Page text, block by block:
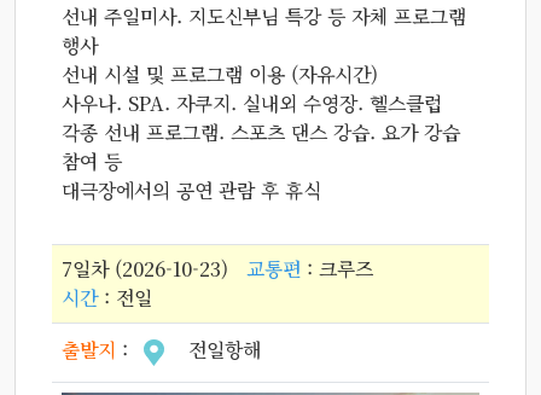
선내 주일미사. 지도신부님 특강 등 자체 프로그램
행사
선내 시설 및 프로그램 이용 (자유시간)
사우나. SPA. 자쿠지. 실내외 수영장. 헬스클럽
각종 선내 프로그램. 스포츠 댄스 강습. 요가 강습
참여 등
대극장에서의 공연 관람 후 휴식
7일차 (2026-10-23) 교통편 : 크루즈
시간: 전일
출발지 : 전일항해